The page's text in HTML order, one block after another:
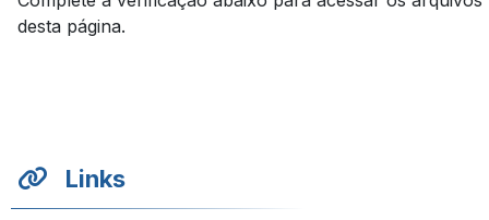
desta página.
Links